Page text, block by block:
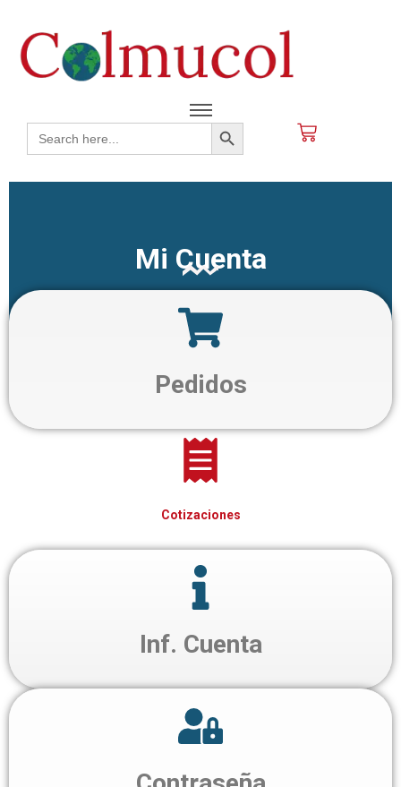
Search
for:
Search Button
Mi Cuenta
Pedidos
Cotizaciones
Inf. Cuenta